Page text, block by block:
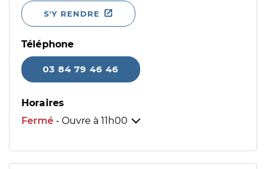
S'Y RENDRE
Téléphone
03 84 79 46 46
Horaires
Fermé - Ouvre à 11h00